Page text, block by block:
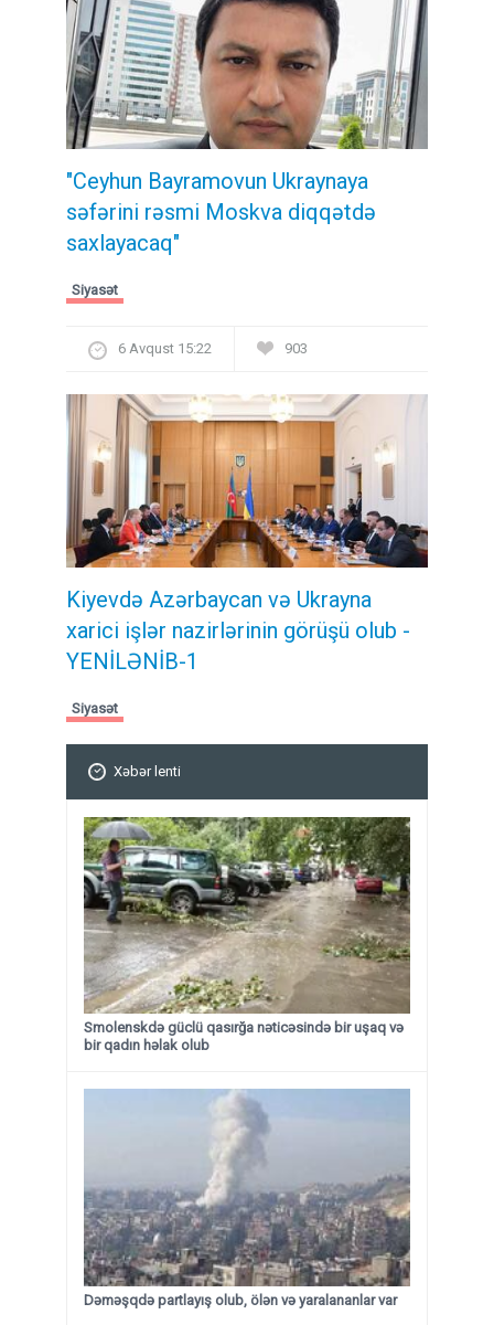
"Ceyhun Bayramovun Ukraynaya
səfərini rəsmi Moskva diqqətdə
saxlayacaq"
Siyasət
6 Avqust 15:22 903
Kiyevdə Azərbaycan və Ukrayna
xarici işlər nazirlərinin görüşü olub -
YENİLƏNİB-1
Siyasət
Xəbər lenti
Smolenskdə güclü qasırğa nəticəsində bir uşaq və
bir qadın həlak olub
Dəməşqdə partlayış olub, ölən və yaralananlar var